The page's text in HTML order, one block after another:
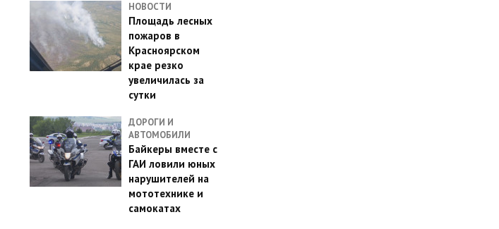
НОВОСТИ
Площадь лесных
пожаров в
Красноярском
крае резко
увеличилась за
сутки
ДОРОГИ И
АВТОМОБИЛИ
Байкеры вместе с
ГАИ ловили юных
нарушителей на
мототехнике и
самокатах